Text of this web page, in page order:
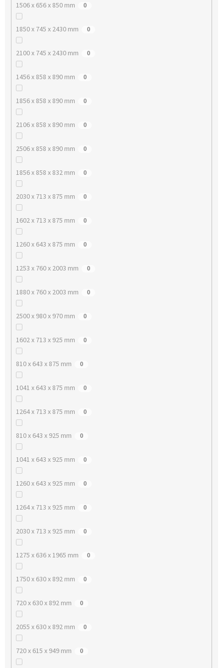
1506 x 656 x 850 mm 0
1850 x 745 x 2430 mm 0
2100 x 745 x 2430 mm 0
1456 x 858 x 890 mm 0
1856 x 858 x 890 mm 0
2106 x 858 x 890 mm 0
2506 x 858 x 890 mm 0
1856 x 858 x 832 mm 0
2030 x 713 x 875 mm 0
1602 x 713 x 875 mm 0
1260 x 643 x 875 mm 0
1253 x 760 x 2003 mm 0
1880 x 760 x 2003 mm 0
2500 x 980 x 970 mm 0
1602 x 713 x 925 mm 0
810 x 643 x 875 mm 0
1041 x 643 x 875 mm 0
1264 x 713 x 875 mm 0
810 x 643 x 925 mm 0
1041 x 643 x 925 mm 0
1260 x 643 x 925 mm 0
1264 x 713 x 925 mm 0
2030 x 713 x 925 mm 0
1275 x 636 x 1965 mm 0
1750 x 630 x 892 mm 0
720 x 630 x 892 mm 0
2055 x 630 x 892 mm 0
720 x 615 x 949 mm 0